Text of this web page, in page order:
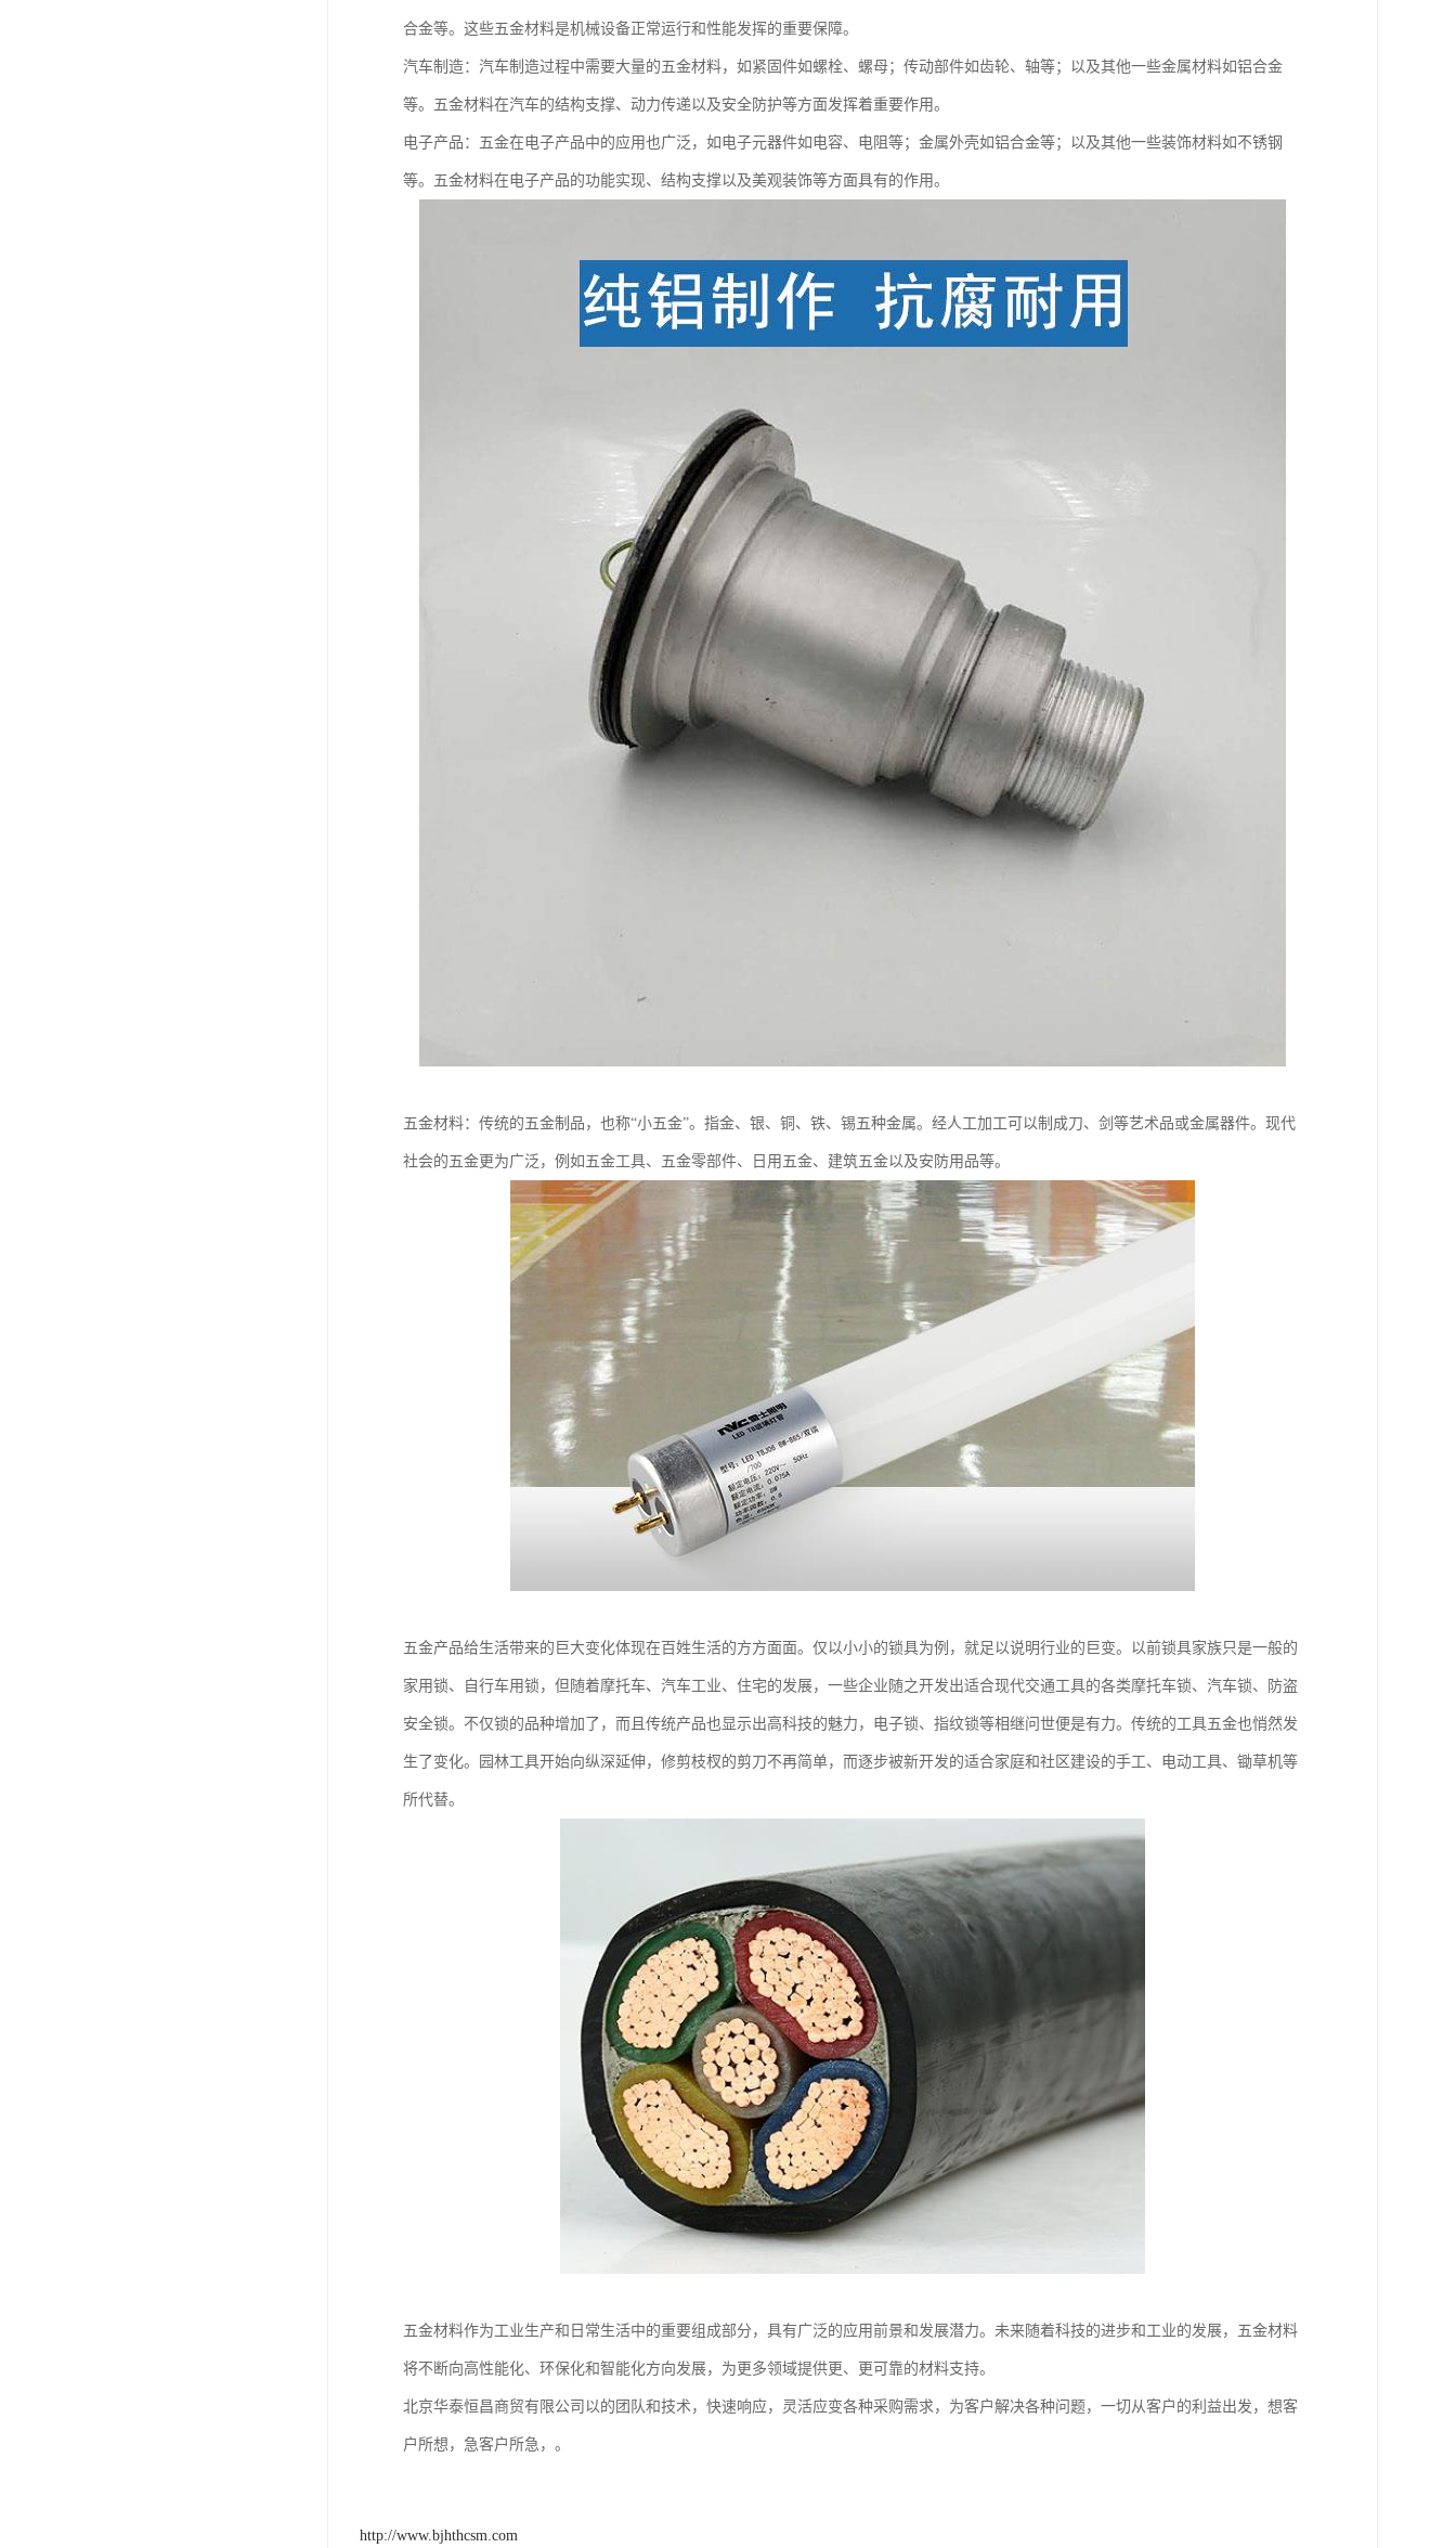
合金等。这些五金材料是机械设备正常运行和性能发挥的重要保障。
汽车制造：汽车制造过程中需要大量的五金材料，如紧固件如螺栓、螺母；传动部件如齿轮、轴等；以及其他一些金属材料如铝合金
等。五金材料在汽车的结构支撑、动力传递以及安全防护等方面发挥着重要作用。
电子产品：五金在电子产品中的应用也广泛，如电子元器件如电容、电阻等；金属外壳如铝合金等；以及其他一些装饰材料如不锈钢
等。五金材料在电子产品的功能实现、结构支撑以及美观装饰等方面具有的作用。
五金材料：传统的五金制品，也称“小五金”。指金、银、铜、铁、锡五种金属。经人工加工可以制成刀、剑等艺术品或金属器件。现代
社会的五金更为广泛，例如五金工具、五金零部件、日用五金、建筑五金以及安防用品等。
五金产品给生活带来的巨大变化体现在百姓生活的方方面面。仅以小小的锁具为例，就足以说明行业的巨变。以前锁具家族只是一般的
家用锁、自行车用锁，但随着摩托车、汽车工业、住宅的发展，一些企业随之开发出适合现代交通工具的各类摩托车锁、汽车锁、防盗
安全锁。不仅锁的品种增加了，而且传统产品也显示出高科技的魅力，电子锁、指纹锁等相继问世便是有力。传统的工具五金也悄然发
生了变化。园林工具开始向纵深延伸，修剪枝杈的剪刀不再简单，而逐步被新开发的适合家庭和社区建设的手工、电动工具、锄草机等
所代替。
五金材料作为工业生产和日常生活中的重要组成部分，具有广泛的应用前景和发展潜力。未来随着科技的进步和工业的发展，五金材料
将不断向高性能化、环保化和智能化方向发展，为更多领域提供更、更可靠的材料支持。
北京华泰恒昌商贸有限公司以的团队和技术，快速响应，灵活应变各种采购需求，为客户解决各种问题，一切从客户的利益出发，想客
户所想，急客户所急，。
http://www.bjhthcsm.com